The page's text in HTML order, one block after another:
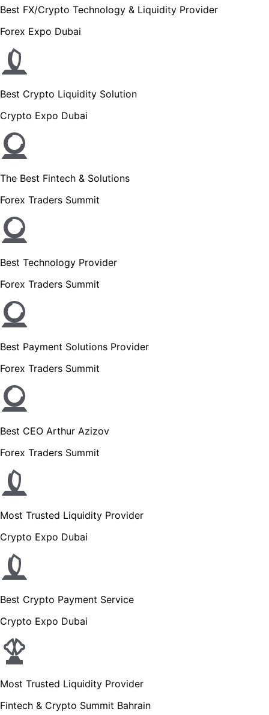
Best FX/Crypto Technology & Liquidity Provider
Forex Expo Dubai
Best Crypto Liquidity Solution
Crypto Expo Dubai
The Best Fintech & Solutions
Forex Traders Summit
Best Technology Provider
Forex Traders Summit
Best Payment Solutions Provider
Forex Traders Summit
Best CEO Arthur Azizov
Forex Traders Summit
Most Trusted Liquidity Provider
Crypto Expo Dubai
Best Crypto Payment Service
Crypto Expo Dubai
Most Trusted Liquidity Provider
Fintech & Crypto Summit Bahrain